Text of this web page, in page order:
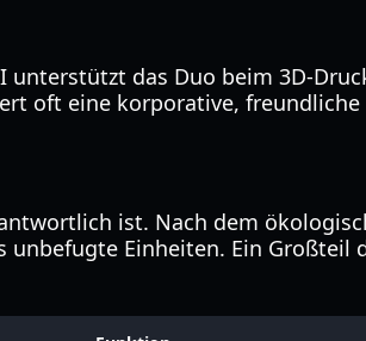
das Duo beim 3D-
oft eine korporative,
ist. Nach dem
Einheiten. Ein Großteil